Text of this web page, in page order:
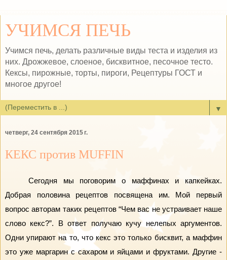
УЧИМСЯ ПЕЧЬ
Учимся печь, делать различные виды теста и изделия из
них. Дрожжевое, слоеное, бисквитное, песочное тесто.
Кексы, пирожные, торты, пироги, Рецептуры ГОСТ и
многое другое!
▼
четверг, 24 сентября 2015 г.
КЕКС против MUFFIN
Сегодня мы поговорим о маффинах и капкейках.
Добрая половина рецептов посвящена им. Мой первый
вопрос авторам таких рецептов “Чем вас не устраивает наше
слово кекс?”. В ответ получаю кучу нелепых аргументов.
Одни упирают на то, что кекс это только бисквит, а маффин
это уже маргарин с сахаром и яйцами и фруктами. Другие -